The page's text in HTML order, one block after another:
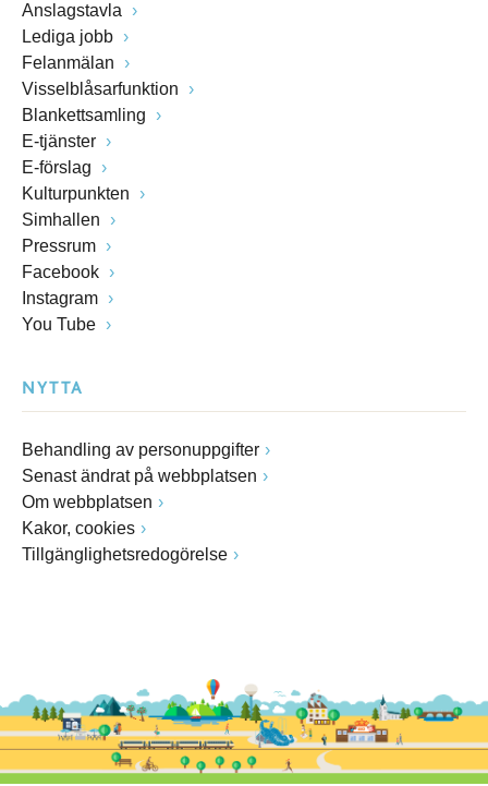
Anslagstavla
Lediga jobb
Felanmälan
Visselblåsarfunktion
Blankettsamling
E-tjänster
E-förslag
Kulturpunkten
Simhallen
Pressrum
Facebook
Instagram
You Tube
NYTTA
Behandling av personuppgifter
Senast ändrat på webbplatsen
Om webbplatsen
Kakor, cookies
Tillgänglighetsredogörelse